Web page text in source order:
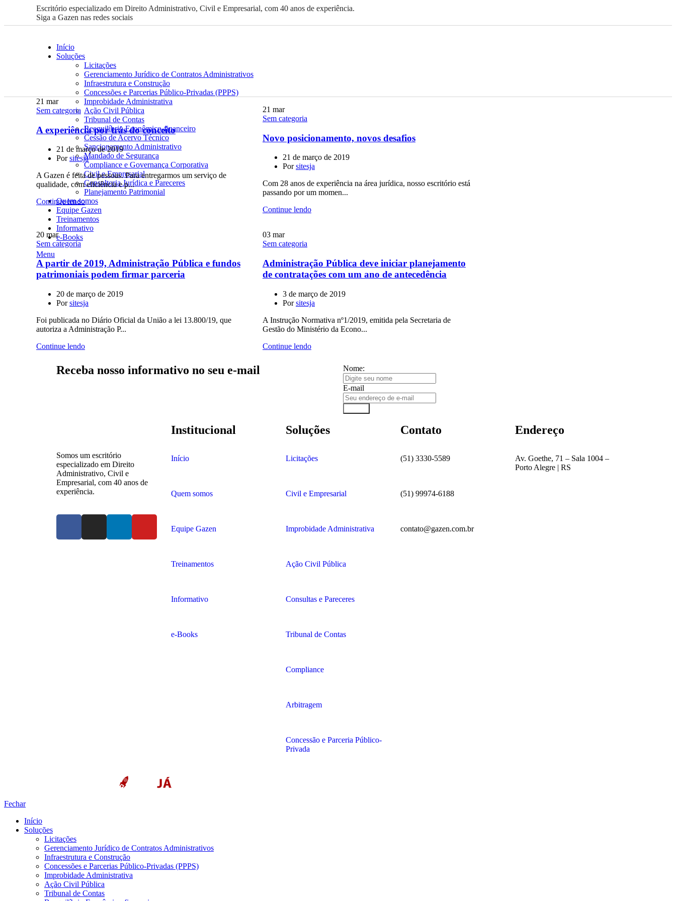
Escritório especializado em Direito Administrativo, Civil e Empresarial, com 40 anos de experiência.
Siga a Gazen nas redes sociais
Início
Soluções
Licitações
Gerenciamento Jurídico de Contratos Administrativos
Infraestrutura e Construção
Concessões e Parcerias Público-Privadas (PPPS)
Improbidade Administrativa
Ação Civil Pública
Tribunal de Contas
Reequilíbrio Econômico-financeiro
Cessão de Acervo Técnico
Sancionamento Administrativo
Mandado de Segurança
Compliance e Governança Corporativa
Civil e Empresarial
Consultoria Jurídica e Pareceres
Planejamento Patrimonial
Quem somos
Equipe Gazen
Treinamentos
Informativo
e-Books
Menu
21 mar
Sem categoria
A experiência por trás do conceito
21 de março de 2019
Porsitesja
A Gazen é feita de pessoas. Para entregarmos um serviço de
qualidade, com eficiência e p...
Continue lendo
21 mar
Sem categoria
Novo posicionamento, novos desafios
21 de março de 2019
Porsitesja
Com 28 anos de experiência na área jurídica, nosso escritório está
passando por um momen...
Continue lendo
20 mar
Sem categoria
A partir de 2019, Administração Pública e fundos
patrimoniais podem firmar parceria
20 de março de 2019
Porsitesja
Foi publicada no Diário Oficial da União a lei 13.800/19, que
autoriza a Administração P...
Continue lendo
03 mar
Sem categoria
Administração Pública deve iniciar planejamento
de contratações com um ano de antecedência
3 de março de 2019
Porsitesja
A Instrução Normativa nº1/2019, emitida pela Secretaria de
Gestão do Ministério da Econo...
Continue lendo
Receba nosso informativo no seu e-mail Nome:
E-mail
Somos um escritório
especializado em Direito
Administrativo, Civil e
Empresarial, com 40 anos de
experiência.
Institucional
Início
Quem somos
Equipe Gazen
Treinamentos
Informativo
e-Books
Soluções
Licitações
Civil e Empresarial
Improbidade Administrativa
Ação Civil Pública
Consultas e Pareceres
Tribunal de Contas
Compliance
Arbitragem
Concessão e Parceria Público-
Privada
Contato
(51) 3330-5589
(51) 99974-6188
contato@gazen.com.br
Endereço
Av. Goethe, 71 – Sala 1004 –
Porto Alegre | RS
Fechar
Início
Soluções
Licitações
Gerenciamento Jurídico de Contratos Administrativos
Infraestrutura e Construção
Concessões e Parcerias Público-Privadas (PPPS)
Improbidade Administrativa
Ação Civil Pública
Tribunal de Contas